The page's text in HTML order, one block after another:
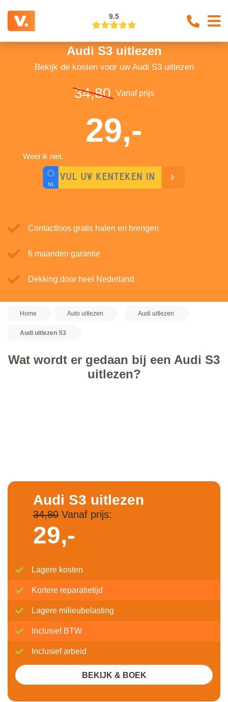
9.5
Audi S3 uitlezen
Bekijk de kosten voor uw Audi S3 uitlezen
34,80 Vanaf prijs
29,-
Weet ik niet.
Contactloos gratis halen en brengen
6 maanden garantie
Dekking door heel Nederland
Home Auto uitlezen Audi uitlezen
Audi uitlezen S3
Wat wordt er gedaan bij een Audi S3
uitlezen?
Audi S3 uitlezen
34,80Vanaf prijs:
29,-
Lagere kosten
Kortere reparatietijd
Lagere milieubelasting
Inclusief BTW
Inclusief arbeid
BEKIJK & BOEK